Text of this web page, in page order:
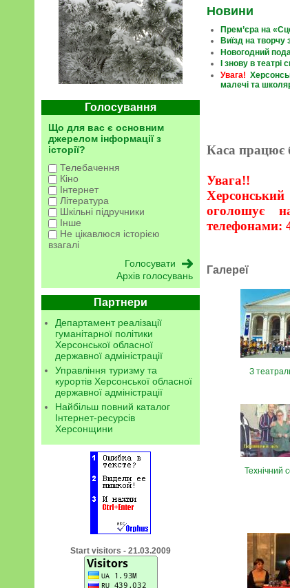
Голосування
Що для вас є основним
джерелом інформації з
історії?
Телебачення
Кіно
Інтернет
Література
Шкільні підручники
Інше
Не цікавлюся історією
взагалі
Архів голосувань
Партнери
Департамент реалізації
гуманітарної політики
Херсонської обласної
державної адміністрації
Управління туризму та
курортів Херсонської обласної
державної адміністрації
Найбільш повний каталог
Інтернет-ресурсів
Херсонщини
Start visitors - 21.03.2009
Новини
Прем’єра на
Виїзд на творчу
Новогодний
І знову в театрі
Увага!
малечі та
Каса працює
Увага!!
оголошує
телефонами:
Галереї
З
Технічний